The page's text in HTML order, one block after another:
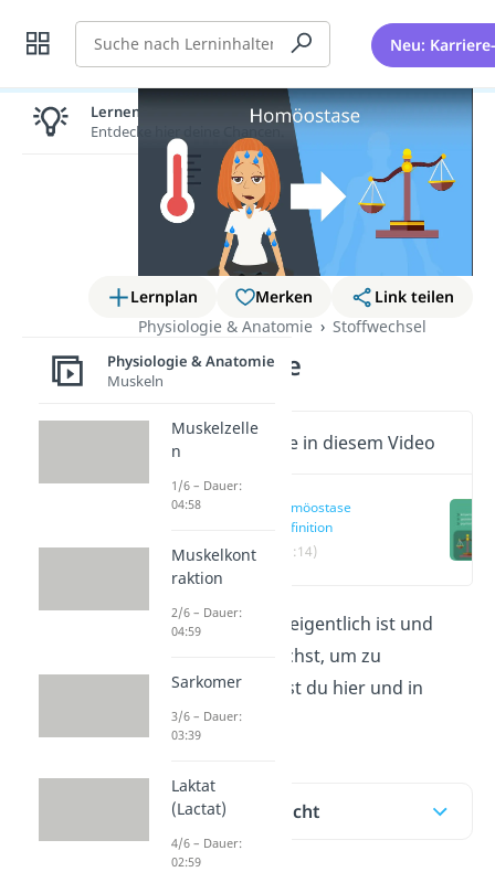
Suche Neu:
Lernplan Merken
Link teilen
Physiologie & Anatomie
Stoffwechsel
Homöostase
Wichtige Inhalte in diesem Video
Homöostase
Definition
(00:14)
Was Homöostase eigentlich ist und
wieso du sie brauchst, um zu
überleben, erfährst du hier und in
unseremVideo!
Inhaltsübersicht
Lernen lohnt sich!
Entdecke hier deine Chancen.
Physiologie & Anatomie
Muskeln
Muskelzelle
n
1/6 – Dauer:
04:58
Muskelkont
raktion
2/6 – Dauer:
04:59
Sarkomer
3/6 – Dauer:
03:39
Laktat
(Lactat)
4/6 – Dauer:
02:59